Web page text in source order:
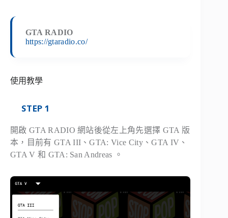
GTA RADIO
https://gtaradio.co/
使用教學
STEP 1
開啟 GTA RADIO 網站後從左上角先選擇 GTA 版
本，目前有 GTA III、GTA: Vice City、GTA IV、
GTA V 和 GTA: San Andreas 。